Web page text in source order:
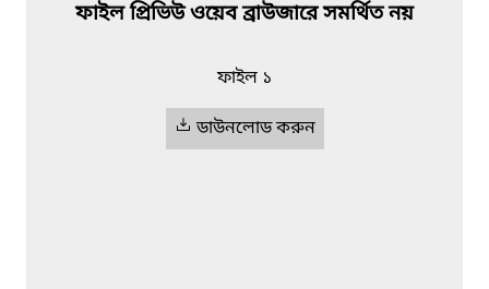
ফাইল প্রিভিউ ওয়েব ব্রাউজারে সমর্থিত নয়
ফাইল ১
ডাউনলোড করুন